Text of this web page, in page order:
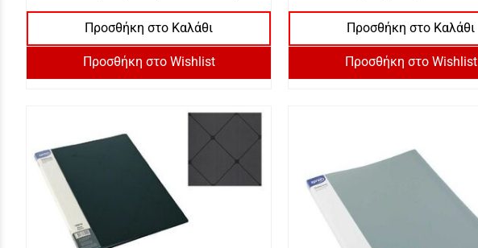
Προσθήκη στο Καλάθι
Προσθήκη στο Wishlist
Προσθήκη στο Καλάθι
Προσθήκη στο Wishlist